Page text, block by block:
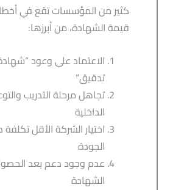
كثير من المؤسسات تقع في
قيمة الشهادة، من أبرزها:
الاعتماد على وعود
تدقيق”
تجاهل مرحلة التدريب
الداخلية
اختيار الشركة الأقل
الجودة
عدم وجود دعم بعد
الشهادة